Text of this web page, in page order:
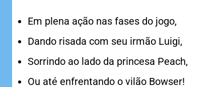
Em plena ação nas fases do jogo,
Dando risada com seu irmão Luigi,
Sorrindo ao lado da princesa Peach,
Ou até enfrentando o vilão Bowser!